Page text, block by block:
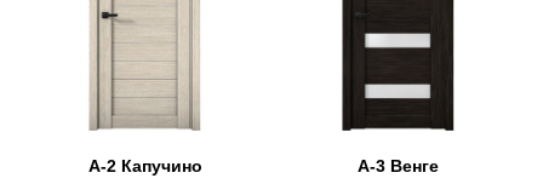
А-2 Капучино А-3 Венге